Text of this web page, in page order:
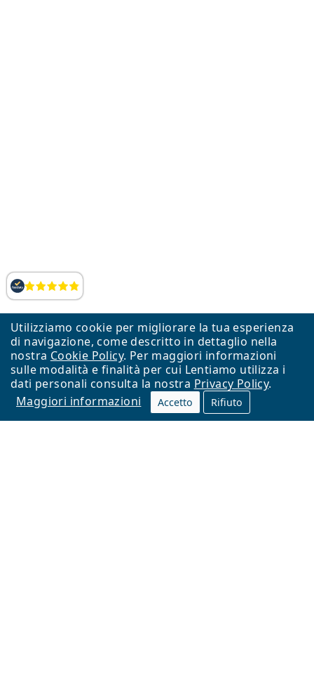
Utilizziamo cookie per migliorare la tua esperienza
di navigazione, come descritto in dettaglio nella
nostra Cookie Policy. Per maggiori informazioni
sulle modalità e finalità per cui Lentiamo utilizza i
dati personali consulta la nostra Privacy Policy.
Maggiori informazioni
Accetto Rifiuto
Valutazione